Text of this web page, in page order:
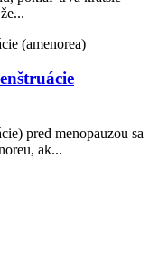
pred menopauzou sa
ak...